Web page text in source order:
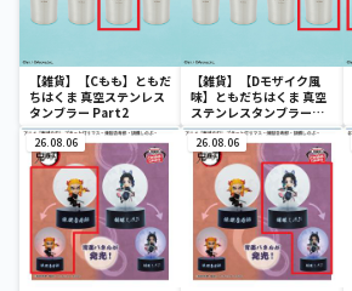
【雑貨】【Cもも】ともだ
ちはくま 真空ステンレス
タンブラー Part2
【雑貨】【Dモザイク風
味】ともだちはくま 真空
ステンレスタンブラー
Part2
26.08.06 26.08.06